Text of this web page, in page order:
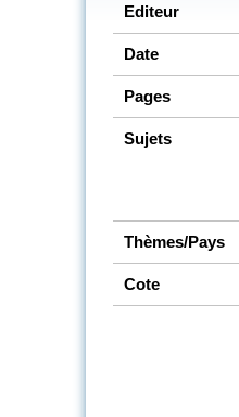
Editeur
Date
Pages
Sujets
Thèmes/Pays
Cote